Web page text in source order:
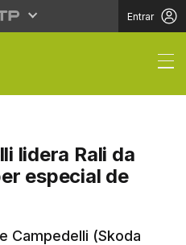
Entrar
lidera Rali da
especial de
Campedelli (Skoda